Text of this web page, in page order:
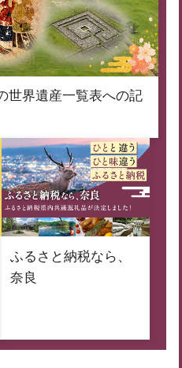
世界遺産一覧表への記
ふるさと納税なら、
奈良